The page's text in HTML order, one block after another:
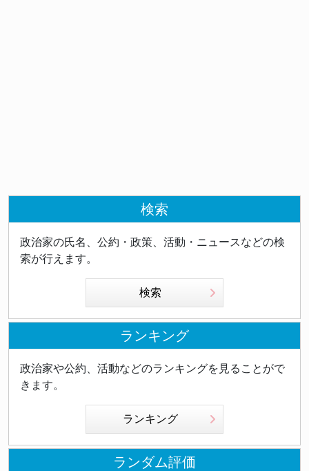
検索
政治家の氏名、公約・政策、活動・ニュースなどの検
索が行えます。
検索
ランキング
政治家や公約、活動などのランキングを見ることがで
きます。
ランキング
ランダム評価